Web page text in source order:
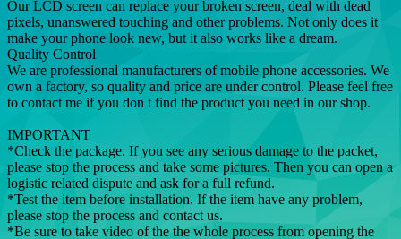
Our LCD screen can replace your broken screen, deal with dead
pixels, unanswered touching and other problems. Not only does it
make your phone look new, but it also works like a dream.
Quality Control
We are professional manufacturers of mobile phone accessories. We
own a factory, so quality and price are under control. Please feel free
to contact me if you don t find the product you need in our shop.
IMPORTANT
*Check the package. If you see any serious damage to the packet,
please stop the process and take some pictures. Then you can open a
logistic related dispute and ask for a full refund.
*Test the item before installation. If the item have any problem,
please stop the process and contact us.
*Be sure to take video of the the whole process from opening the